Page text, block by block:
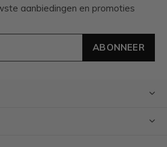
aanbiedingen en promoties
ABONNEER